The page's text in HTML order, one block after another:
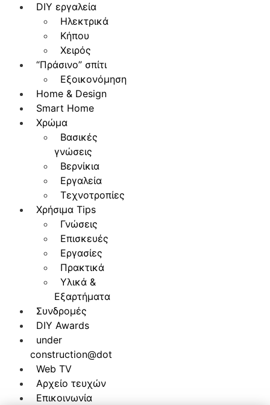
DIY εργαλεία
Ηλεκτρικά
Κήπου
Χειρός
“Πράσινο” σπίτι
Εξοικονόμηση
Home & Design
Smart Home
Χρώμα
Βασικές
γνώσεις
Βερνίκια
Εργαλεία
Τεχνοτροπίες
Χρήσιμα Tips
Γνώσεις
Επισκευές
Εργασίες
Πρακτικά
Υλικά &
Εξαρτήματα
Συνδρομές
DIY Awards
under
construction@dot
Web TV
Αρχείο τευχών
Επικοινωνία